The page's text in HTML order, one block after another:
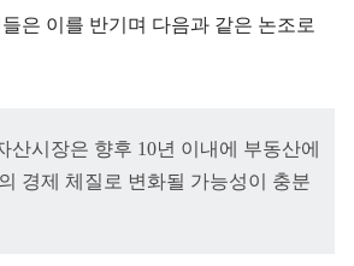
은 이를 반기며 다음과 같은 논조로
산시장은 향후 10년 이내에 부동산에
경제 체질로 변화될 가능성이 충분